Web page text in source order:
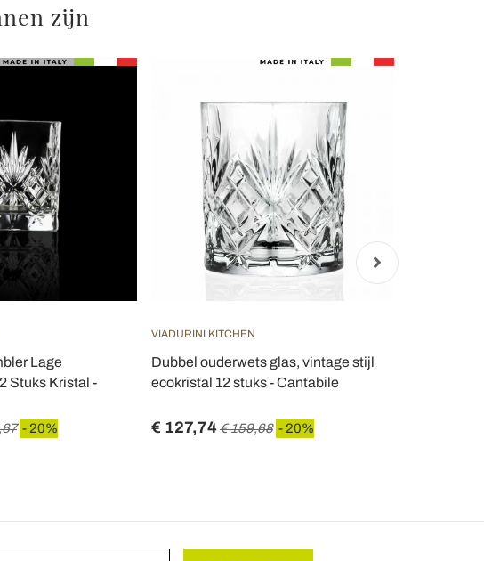
zijn
Lage
Stuks Kristal -
- 20%
VIADURINI KITCHEN
Dubbel ouderwets glas, vintage stijl
ecokristal 12 stuks - Cantabile
€ 127,74€ 159,68 - 20%